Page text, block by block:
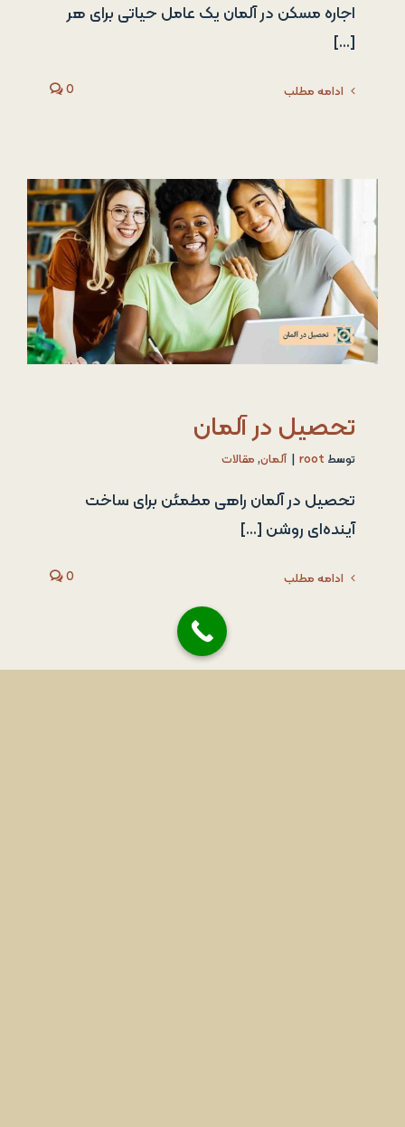
اجاره مسکن در آلمان یک عامل حیاتی برای هر
[...]
ادامه مطلب 0
تحصیل در آلمان
توسط root
| آلمان, مقالات
تحصیل در آلمان راهی مطمئن برای ساخت
آینده‌ای روشن [...]
ادامه مطلب 0